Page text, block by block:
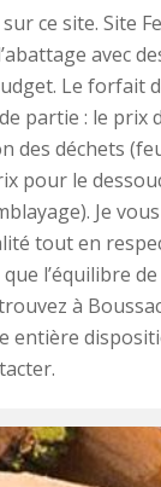
ce site. Site
avec
Le forfait
partie : le prix
des déchets
pour le
Je
tout en
l’équilibre
à
entière